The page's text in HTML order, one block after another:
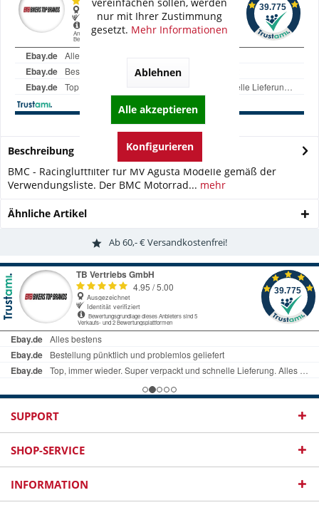
Beschreibung
BMC - Racingluftfilter für MV Agusta Modelle gemäß der
Verwendungsliste. Der BMC Motorrad... mehr
Ähnliche Artikel
Ab 60,- € Versandkostenfrei!
SUPPORT
SHOP-SERVICE
INFORMATION
nur mit Ihrer Zustimmung
gesetzt. Mehr Informationen
Ablehnen
Alle akzeptieren
Konfigurieren